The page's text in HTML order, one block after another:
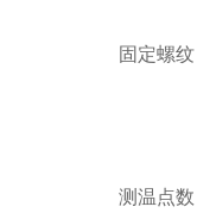
固定螺纹
测温点数